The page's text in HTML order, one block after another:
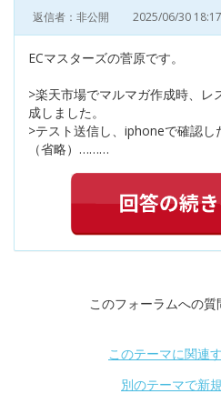
返信者：非公開 2025/06/30 18:17
ECマスターズの菅原です。
>楽天市場でマルマガ作成時、レ
成しました。
>テスト送信し、iphoneで確認
（省略）………
このフォーラムへの質
このテーマに関連
別のテーマで新